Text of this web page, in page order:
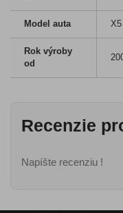
Model auta X5
Rok výroby
od
Recenzie
Napíšte recenziu !